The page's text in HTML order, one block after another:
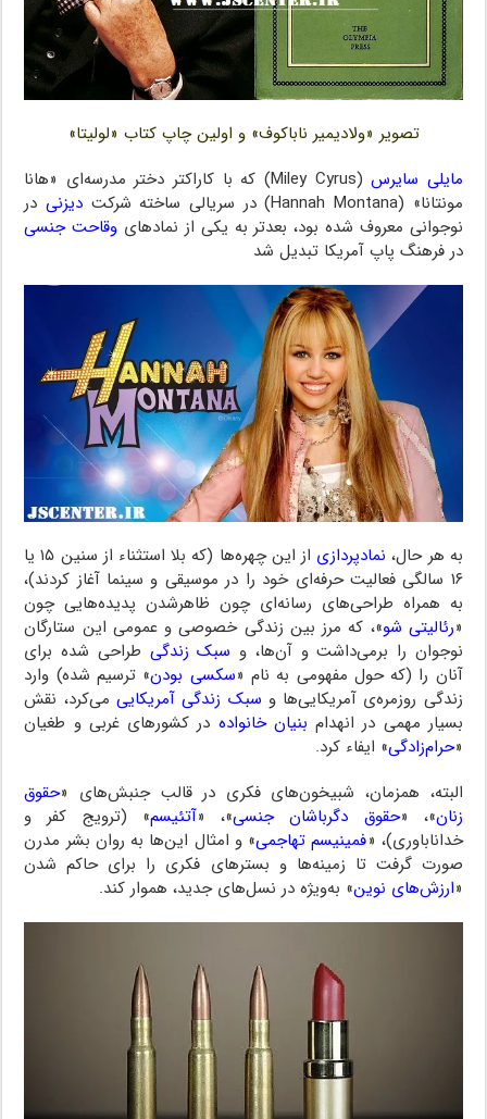
تصویر «ولادیمیر ناباکوف» و اولین چاپ کتاب «لولیتا»
مایلی سایرس
(Miley Cyrus) که با کاراکتر دختر مدرسه‌ای «هانا
مونتانا» (Hannah Montana) در سریالی ساخته شرکت
دیزنی در
نوجوانی معروف شده بود، بعدتر به یکی از نمادهای وقاحت جنسی
در فرهنگ پاپ آمریکا تبدیل شد
به هر حال، نمادپردازی
از این چهره‌ها (که بلا استثناء از سنین ۱۵ یا
۱۶ سالگی فعالیت حرفه‌ای خود را در موسیقی و سینما آغاز کردند)،
به همراه طراحی‌های رسانه‌ای چون ظاهرشدن پدیده‌هایی چون
«رئالیتی شو»، که مرز بین زندگی خصوصی و عمومی این ستارگان
نوجوان را برمی‌داشت و آن‌ها، و سبک زندگی طراحی شده برای
آنان را (که حول مفهومی به نام «سکسی بودن» ترسیم شده) وارد
زندگی روزمره‌ی آمریکایی‌ها و سبک زندگی آمریکایی می‌کرد، نقش
بسیار مهمی در انهدام بنیان خانواده در کشورهای غربی و طغیان
«حرام‌زادگی» ایفاء کرد.
البته، همزمان، شبیخون‌های فکری در قالب جنبش‌های «حقوق
زنان»، «حقوق دگرباشان جنسی»، «آتئیسم» (ترویج کفر و
خداناباوری)، «فمینیسم تهاجمی» و امثال این‌ها به روان بشر مدرن
صورت گرفت تا زمینه‌ها و بسترهای فکری را برای حاکم شدن
«ارزش‌های نوین» به‌ویژه در نسل‌های جدید، هموار کند.